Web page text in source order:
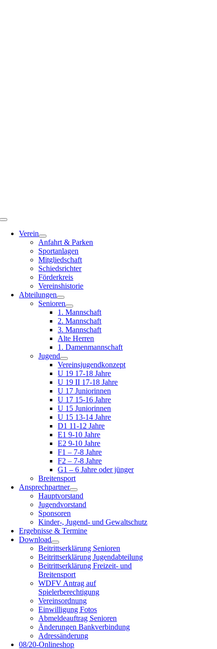
Toggle
NavigationVerein
Anfahrt & Parken
Sportanlagen
Mitgliedschaft
Schiedsrichter
Förderkreis
Vereinshistorie
Abteilungen
Senioren
1. Mannschaft
2. Mannschaft
3. Mannschaft
Alte Herren
1. Damenmannschaft
Jugend
Vereinsjugendkonzept
U 19 17-18 Jahre
U 19 II 17-18 Jahre
U 17 Juniorinnen
U 17 15-16 Jahre
U 15 Juniorinnen
U 15 13-14 Jahre
D1 11-12 Jahre
E1 9-10 Jahre
E2 9-10 Jahre
F1 – 7-8 Jahre
F2 – 7-8 Jahre
G1 – 6 Jahre oder jünger
Breitensport
Ansprechpartner
Hauptvorstand
Jugendvorstand
Sponsoren
Kinder-, Jugend- und Gewaltschutz
Ergebnisse & Termine
Download
Beitrittserklärung Senioren
Beitrittserklärung Jugendabteilung
Beitrittserklärung Freizeit- und
Breitensport
WDFV Antrag auf
Spielerberechtigung
Vereinsordnung
Einwilligung Fotos
Abmeldeauftrag Senioren
Änderungen Bankverbindung
Adressänderung
08/20-Onlineshop